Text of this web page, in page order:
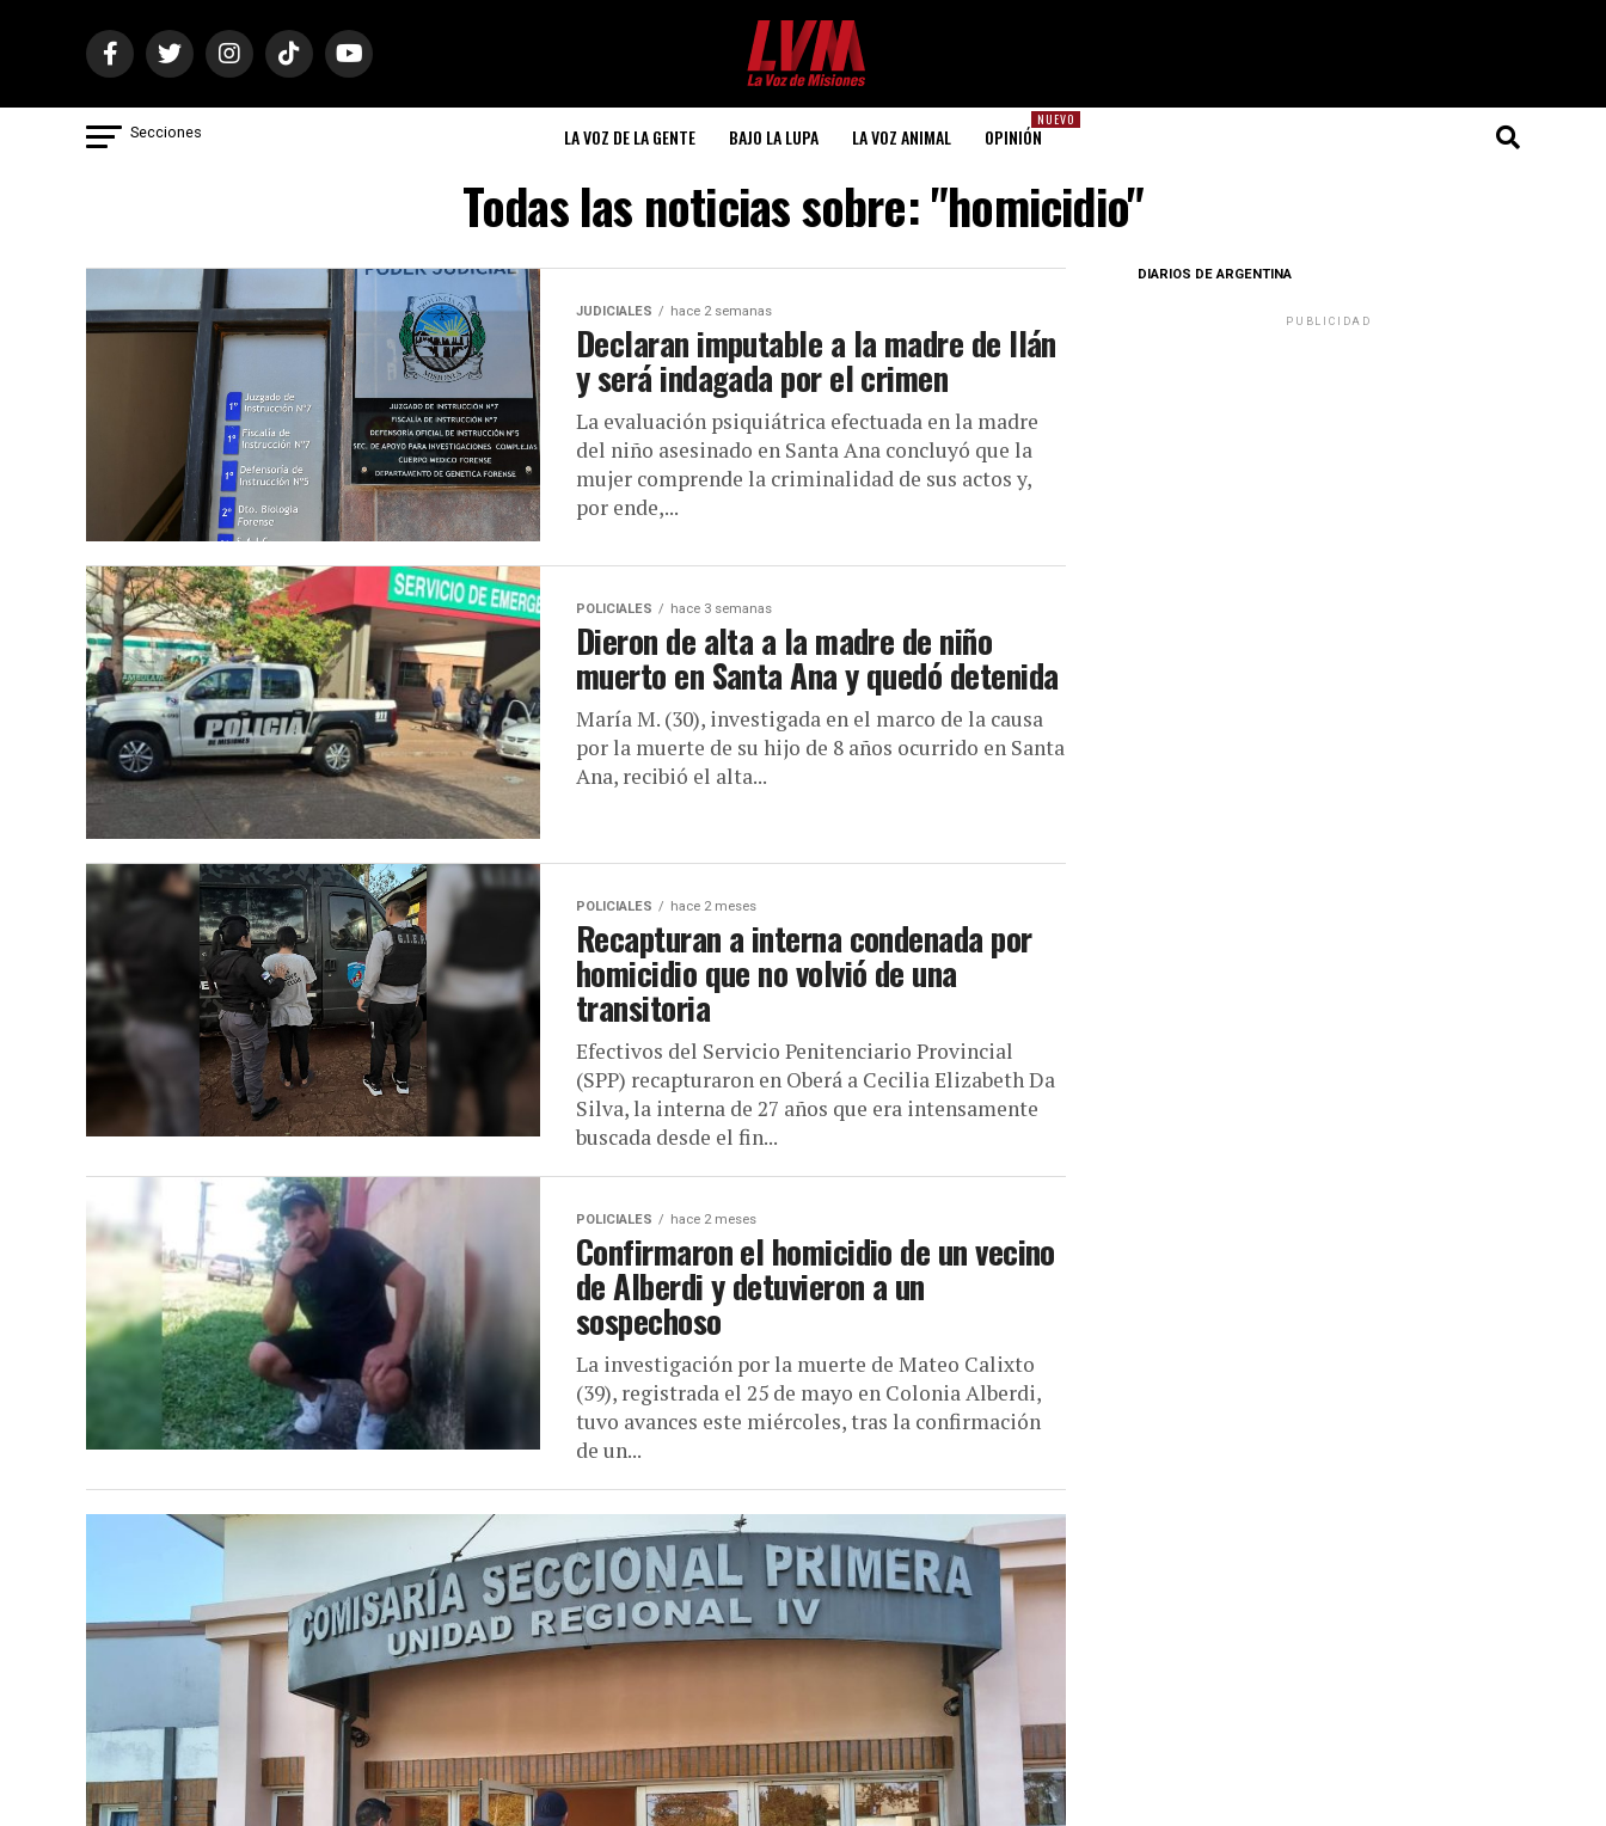
Secciones LA VOZ DE LA GENTE BAJO LA LUPA LA VOZ ANIMAL
NUEVO
OPINIÓN
Todas las noticias sobre: "homicidio"
JUDICIALES hace 2 semanas
Declaran imputable a la madre de Ilán
y será indagada por el crimen
La evaluación psiquiátrica efectuada en la madre
del niño asesinado en Santa Ana concluyó que la
mujer comprende la criminalidad de sus actos y,
por ende,...
POLICIALES hace 3 semanas
Dieron de alta a la madre de niño
muerto en Santa Ana y quedó detenida
María M. (30), investigada en el marco de la causa
por la muerte de su hijo de 8 años ocurrido en Santa
Ana, recibió el alta...
POLICIALES hace 2 meses
Recapturan a interna condenada por
homicidio que no volvió de una
transitoria
Efectivos del Servicio Penitenciario Provincial
(SPP) recapturaron en Oberá a Cecilia Elizabeth Da
Silva, la interna de 27 años que era intensamente
buscada desde el fin...
POLICIALES hace 2 meses
Confirmaron el homicidio de un vecino
de Alberdi y detuvieron a un
sospechoso
La investigación por la muerte de Mateo Calixto
(39), registrada el 25 de mayo en Colonia Alberdi,
tuvo avances este miércoles, tras la confirmación
de un...
DIARIOS DE ARGENTINA
PUBLICIDAD